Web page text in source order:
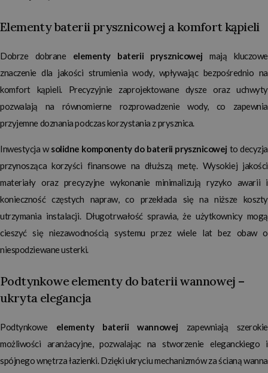
Elementy baterii prysznicowej a komfort kąpieli
Dobrze dobrane elementy baterii prysznicowej mają kluczowe
znaczenie dla jakości strumienia wody, wpływając bezpośrednio na
komfort kąpieli. Precyzyjnie zaprojektowane dysze oraz uchwyty
pozwalają na równomierne rozprowadzenie wody, co zapewnia
przyjemne doznania podczas korzystania z prysznica.
Inwestycja wsolidne komponenty do baterii prysznicowej to decyzja
przynosząca korzyści finansowe na dłuższą metę. Wysokiej jakości
materiały oraz precyzyjne wykonanie minimalizują ryzyko awarii i
konieczność częstych napraw, co przekłada się na niższe koszty
utrzymania instalacji. Długotrwałość sprawia, że użytkownicy mogą
cieszyć się niezawodnością systemu przez wiele lat bez obaw o
niespodziewane usterki.
Podtynkowe elementy do baterii wannowej –
ukryta elegancja
Podtynkowe elementy baterii wannowej zapewniają szerokie
możliwości aranżacyjne, pozwalając na stworzenie eleganckiego i
spójnego wnętrza łazienki. Dzięki ukryciu mechanizmów za ścianą wanna